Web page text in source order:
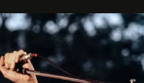
che abbiamo.